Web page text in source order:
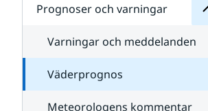
Prognoser och varningar
Varningar och meddelanden
Väderprognos
Meteorologens kommentar